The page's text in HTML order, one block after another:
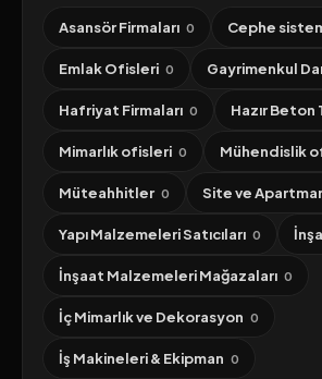
Asansör Firmaları 0 Cephe
Emlak Ofisleri 0 Gayrimenkul
Hafriyat Firmaları 0 Hazır Beton
Mimarlık ofisleri 0 Mühendislik
Müteahhitler 0 Site ve
Yapı Malzemeleri Satıcıları 0
İnşaat Malzemeleri Mağazaları 0
İç Mimarlık ve Dekorasyon 0
İş Makineleri & Ekipman 0